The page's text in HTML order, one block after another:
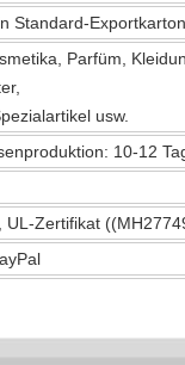
Standard-
Parfüm,
usw.
10-12
UL-Zertifikat